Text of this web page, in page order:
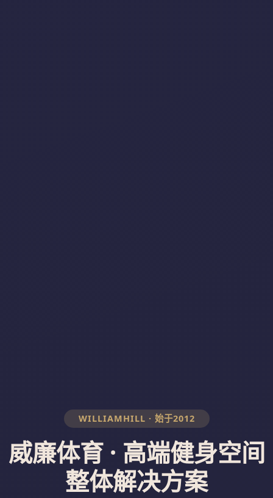
WILLIAMHILL · 始于2012
威廉体育 · 高端健身空间
整体解决方案